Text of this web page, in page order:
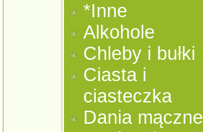
*Inne
Alkohole
Chleby i bułki
Ciasta i
ciasteczka
Dania mączne